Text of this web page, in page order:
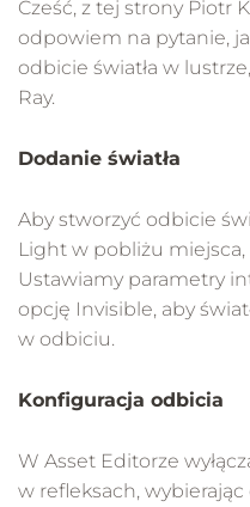
Cześć, z tej strony Piotr
odpowiem na pytanie,
odbicie światła w
Ray.
Dodanie światła
Aby stworzyć odbicie
Light w pobliżu
Ustawiamy parametry
opcję Invisible, aby
w odbiciu.
Konfiguracja odbicia
W Asset Editorze
w refleksach,